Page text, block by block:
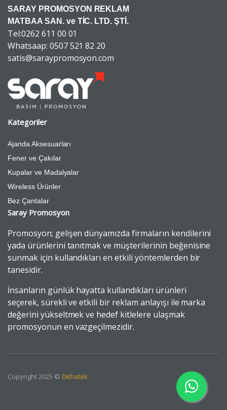
SARAY PROMOSYON REKLAM
MATBAA SAN. ve TİC. LTD. ŞTİ.
Tel:0262 611 00 01
Whatsaap: 0507 521 82 20
satis@saraypromosyon.com
Kategoriler
Ajanda Aksesuarları
Fener ve Çakılar
Kupalar ve Madalyalar
Wireless Ürünler
Bez Çantalar
Saray Promosyon
Promosyon; gelişen dünyamızda firmaların kendilerini
yada ürünlerini tanıtmak ve müşterilerinin beğenisine
sunmak için kullandıkları en etkili yöntemlerden bir
tanesidir.
İnsanların günlük hayatta kullandıkları ürünleri
seçerek, sürekli ve etkili bir reklam anlayışı ile marka
değerini yükseltmek ve hedef kitlelere ulaşmak
promosyonun en vazgeçilmezidir.
Copyright 2025 © Dehatek